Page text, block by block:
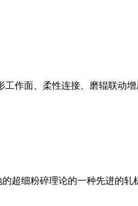
作面、柔性连接、磨辊联动
超细粉碎理论的一种先进的